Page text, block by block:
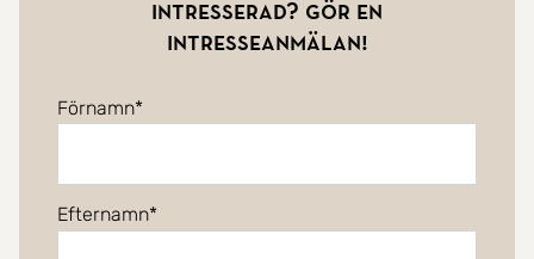
Intresserad? Gör en
intresseanmälan!
Förnamn
Efternamn